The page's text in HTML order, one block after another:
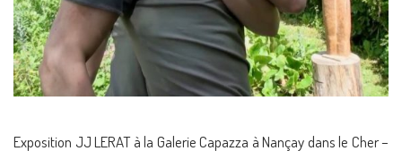
Exposition JJ LERAT à la Galerie Capazza à Nançay dans le Cher –